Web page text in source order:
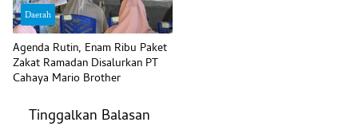
Daerah
Agenda Rutin, Enam Ribu Paket
Zakat Ramadan Disalurkan PT
Cahaya Mario Brother
Tinggalkan Balasan